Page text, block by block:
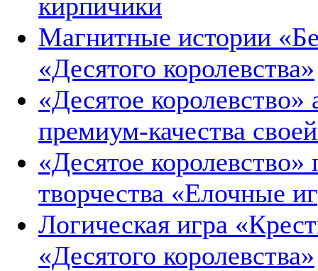
Магнитные истории
«Десятого королевства»
«Десятое
премиум-качества
«Десятое королевство»
творчества «Елочные
Логическая игра
«Десятого королевства»